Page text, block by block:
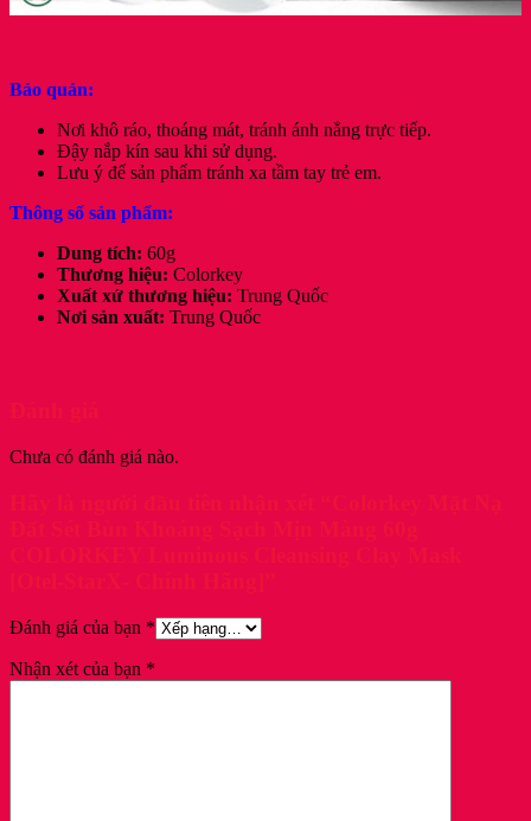
Bảo quản:
Nơi khô ráo, thoáng mát, tránh ánh nắng trực tiếp.
Đậy nắp kín sau khi sử dụng.
Lưu ý để sản phẩm tránh xa tầm tay trẻ em.
Thông số sản phẩm:
Dung tích: 60g
Thương hiệu: Colorkey
Xuất xứ thương hiệu: Trung Quốc
Nơi sản xuất: Trung Quốc
Chưa có đánh giá nào.
Đánh giá của bạn *
Nhận xét của bạn *